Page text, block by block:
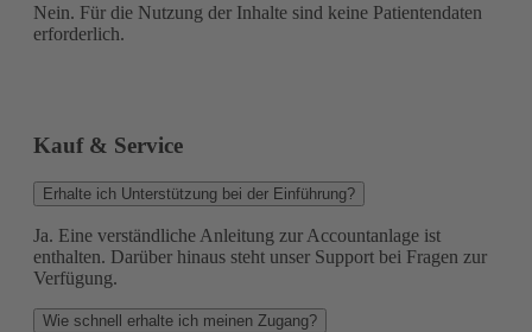
Nein. Für die Nutzung der Inhalte sind keine Patientendaten
erforderlich.
Kauf & Service
Erhalte ich Unterstützung bei der Einführung?
Ja. Eine verständliche Anleitung zur Accountanlage ist
enthalten. Darüber hinaus steht unser Support bei Fragen zur
Verfügung.
Wie schnell erhalte ich meinen Zugang?